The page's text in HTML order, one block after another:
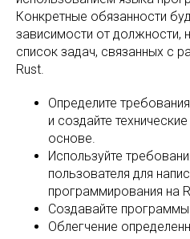
Конкретные обязанности
зависимости от должности,
список задач, связанных с
Rust.
Определите
и создайте
основе.
Используйте
пользователя для
программирования на
Создавайте
Облегчение